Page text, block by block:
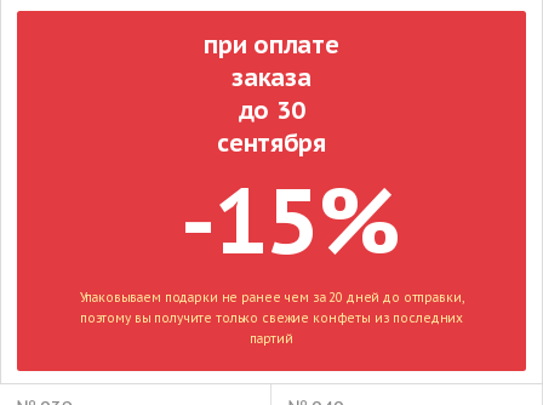
-15%
при оплате
заказа
до 30
сентября
Упаковываем подарки не ранее чем за 20 дней до отправки,
поэтому вы получите только свежие конфеты из последних
партий